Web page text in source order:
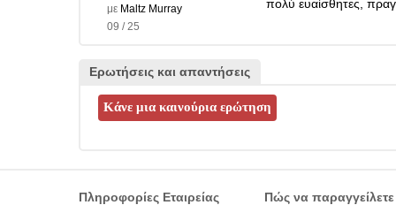
με Maltz Murray
09 / 25
πολύ ευαίσθητες,
Ερωτήσεις και απαντήσεις
Πληροφορίες Εταιρείας Πώς να παραγγείλετε